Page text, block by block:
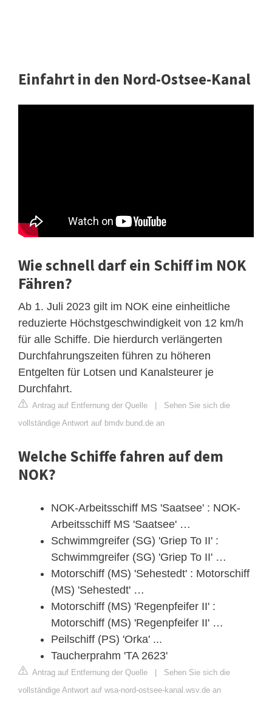
Einfahrt in den Nord-Ostsee-Kanal
Wie schnell darf ein Schiff im NOK
Fähren?
Ab 1. Juli 2023 gilt im NOK eine einheitliche
reduzierte Höchstgeschwindigkeit von 12 km/h
für alle Schiffe. Die hierdurch verlängerten
Durchfahrungszeiten führen zu höheren
Entgelten für Lotsen und Kanalsteurer je
Durchfahrt.
Antrag auf Entfernung der Quelle | Sehen Sie sich die
vollständige Antwort auf bmdv.bund.de an
Welche Schiffe fahren auf dem
NOK?
NOK-Arbeitsschiff MS 'Saatsee' : NOK-
Arbeitsschiff MS 'Saatsee' …
Schwimmgreifer (SG) 'Griep To II' :
Schwimmgreifer (SG) 'Griep To II' …
Motorschiff (MS) 'Sehestedt' : Motorschiff
(MS) 'Sehestedt' …
Motorschiff (MS) 'Regenpfeifer II' :
Motorschiff (MS) 'Regenpfeifer II' …
Peilschiff (PS) 'Orka' ...
Taucherprahm 'TA 2623'
Antrag auf Entfernung der Quelle | Sehen Sie sich die
vollständige Antwort auf wsa-nord-ostsee-kanal.wsv.de an